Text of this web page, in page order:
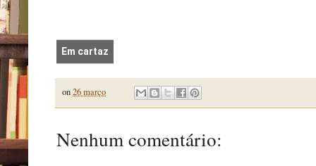
Em cartaz
on26 março
Nenhum comentário: